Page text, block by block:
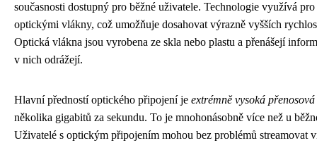
současnosti dostupný pro běžné uživatele. Technologie využívá
optickými vlákny, což umožňuje dosahovat výrazně vyšších
Optická vlákna jsou vyrobena ze skla nebo plastu a přenášejí
v nich odrážejí.
Hlavní předností optického připojení je extrémně vysoká
několika gigabitů za sekundu. To je mnohonásobně více než u
Uživatelé s optickým připojením mohou bez problémů streamovat